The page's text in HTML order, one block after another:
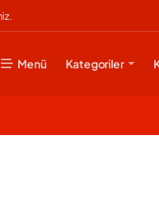
Menü Kategoriler